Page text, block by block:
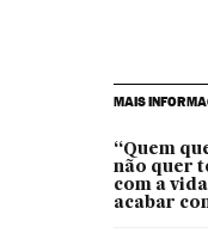
MAIS
“Quem
não quer
com a
acabar